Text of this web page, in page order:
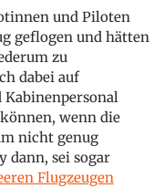
und Piloten
geflogen und hätten
zu
dabei auf
wenn die
nicht genug
dann, sei sogar
Flugzeugen